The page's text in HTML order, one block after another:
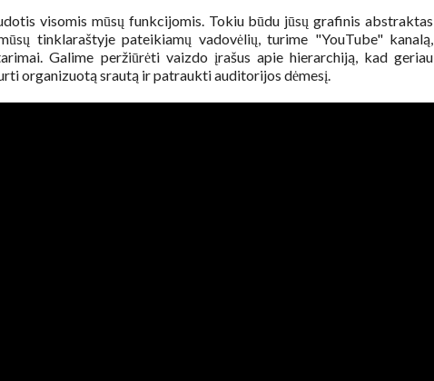
visomis mūsų funkcijomis. Tokiu būdu jūsų grafinis abstraktas
tinklaraštyje pateikiamų vadovėlių, turime "YouTube" kanalą,
Galime peržiūrėti vaizdo įrašus apie hierarchiją, kad geriau
organizuotą srautą ir patraukti auditorijos dėmesį.